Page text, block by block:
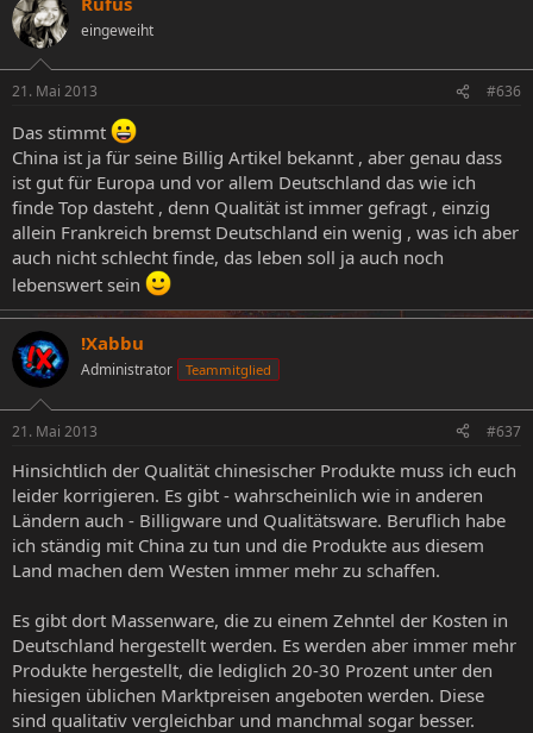
eingeweiht
21. Mai 2013 #636
Das stimmt
China ist ja für seine Billig Artikel bekannt , aber genau dass
ist gut für Europa und vor allem Deutschland das wie ich
finde Top dasteht , denn Qualität ist immer gefragt , einzig
allein Frankreich bremst Deutschland ein wenig , was ich aber
auch nicht schlecht finde, das leben soll ja auch noch
lebenswert sein
!Xabbu
Administrator Teammitglied
21. Mai 2013 #637
Hinsichtlich der Qualität chinesischer Produkte muss ich euch
leider korrigieren. Es gibt - wahrscheinlich wie in anderen
Ländern auch - Billigware und Qualitätsware. Beruflich habe
ich ständig mit China zu tun und die Produkte aus diesem
Land machen dem Westen immer mehr zu schaffen.
Es gibt dort Massenware, die zu einem Zehntel der Kosten in
Deutschland hergestellt werden. Es werden aber immer mehr
Produkte hergestellt, die lediglich 20-30 Prozent unter den
hiesigen üblichen Marktpreisen angeboten werden. Diese
sind qualitativ vergleichbar und manchmal sogar besser.